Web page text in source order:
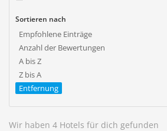
Sortieren nach
Empfohlene Einträge
Anzahl der Bewertungen
A bis Z
Z bis A
Entfernung
Wir haben 4 Hotels für dich gefunden